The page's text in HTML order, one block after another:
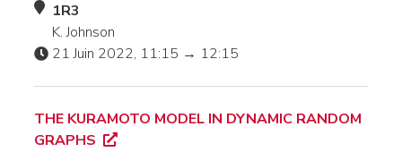
1R3
K. Johnson
21 Juin 2022, 11:15 → 12:15
THE KURAMOTO MODEL IN DYNAMIC RANDOM
GRAPHS